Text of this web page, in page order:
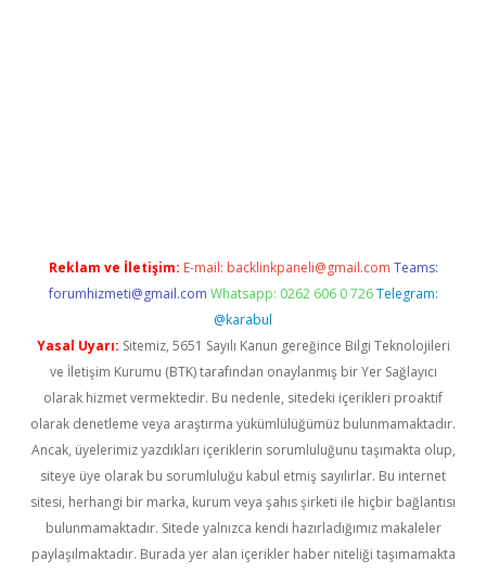
Reklam ve İletişim: E-mail: backlinkpaneli@gmail.com Teams:
forumhizmeti@gmail.com Whatsapp: 0262 606 0 726 Telegram:
@karabul
Yasal Uyarı: Sitemiz, 5651 Sayılı Kanun gereğince Bilgi Teknolojileri
ve İletişim Kurumu (BTK) tarafından onaylanmış bir Yer Sağlayıcı
olarak hizmet vermektedir. Bu nedenle, sitedeki içerikleri proaktif
olarak denetleme veya araştırma yükümlülüğümüz bulunmamaktadır.
Ancak, üyelerimiz yazdıkları içeriklerin sorumluluğunu taşımakta olup,
siteye üye olarak bu sorumluluğu kabul etmiş sayılırlar. Bu internet
sitesi, herhangi bir marka, kurum veya şahıs şirketi ile hiçbir bağlantısı
bulunmamaktadır. Sitede yalnızca kendi hazırladığımız makaleler
paylaşılmaktadır. Burada yer alan içerikler haber niteliği taşımamakta